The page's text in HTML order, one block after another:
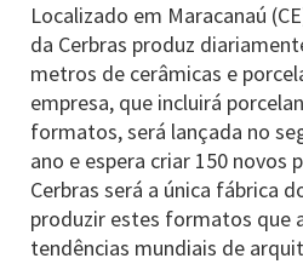
Localizado em Maracanaú
da Cerbras produz
metros de cerâmicas e
empresa, que incluirá
formatos, será lançada no
ano e espera criar 150 novos
Cerbras será a única fábrica
produzir estes formatos que
tendências mundiais de